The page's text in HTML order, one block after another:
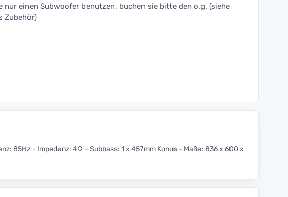
nur einen Subwoofer benutzen, buchen sie bitte den o.g. (siehe
Zubehör)
85Hz - Impedanz: 4Ω - Subbass: 1 x 457mm Konus - Maße: 836 x 600 x